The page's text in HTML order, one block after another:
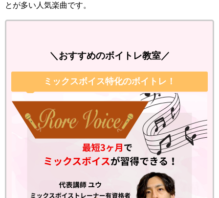
とが多い人気楽曲です。
＼おすすめのボイトレ教室／
ミックスボイス特化のボイトレ！